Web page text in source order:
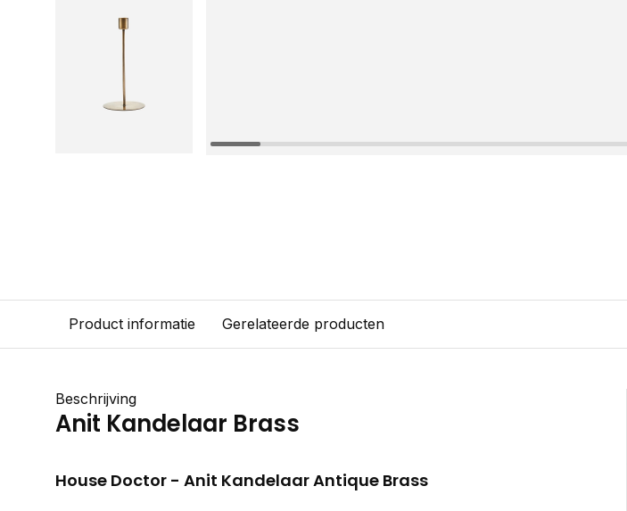
Product informatie Gerelateerde producten
Beschrijving
Anit Kandelaar Brass
House Doctor - Anit Kandelaar Antique Brass